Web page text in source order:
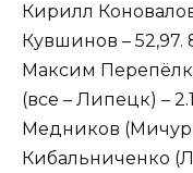
Кирилл
Кувшинов – 52,97.
Максим
(все – Липецк) –
Медников
Кибальниченко